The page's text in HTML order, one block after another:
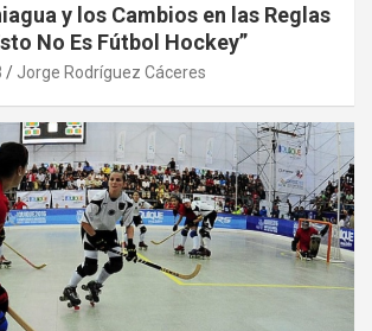
y los Cambios en las Reglas
No Es Fútbol Hockey”
Jorge Rodríguez Cáceres